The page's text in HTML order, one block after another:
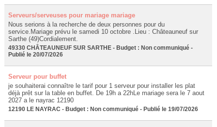
Serveurs/serveuses pour mariage mariage
Nous serions à la recherche de deux personnes pour du
service.Mariage prévu le samedi 10 octobre .Lieu : Châteauneuf sur
Sarthe (49)Cordialement.
49330 CHÂTEAUNEUF SUR SARTHE - Budget : Non communiqué -
Publié le 20/07/2026
Serveur pour buffet
je souhaiterai connaître le tarif pour 1 serveur pour installer les plat
déjà prêt sur la table en buffet. De 19h a 22hLe mariage sera le 7 aout
2027 a le nayrac 12190
12190 LE NAYRAC - Budget : Non communiqué - Publié le 19/07/2026